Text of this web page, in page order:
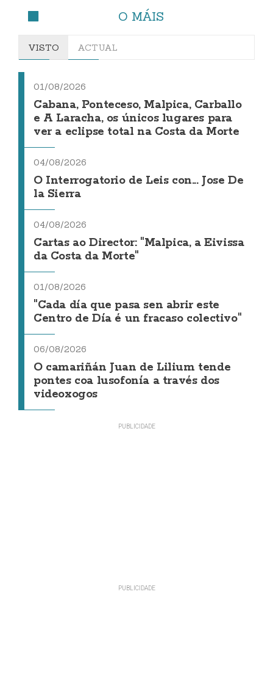
O MÁIS
VISTO ACTUAL
01/08/2026
Cabana, Ponteceso, Malpica, Carballo
e A Laracha, os únicos lugares para
ver a eclipse total na Costa da Morte
04/08/2026
O Interrogatorio de Leis con... Jose De
la Sierra
04/08/2026
Cartas ao Director: "Malpica, a Eivissa
da Costa da Morte"
01/08/2026
"Cada día que pasa sen abrir este
Centro de Día é un fracaso colectivo"
06/08/2026
O camariñán Juan de Lilium tende
pontes coa lusofonía a través dos
videoxogos